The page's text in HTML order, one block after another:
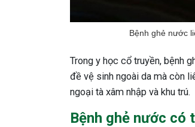
Bệnh ghẻ nước
Trong y học cổ truyền, bệnh
đề vệ sinh ngoài da mà còn
ngoại tà xâm nhập và khu trú.
Bệnh ghẻ nước có